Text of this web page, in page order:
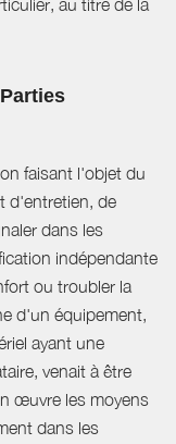
au titre de la
faisant l'objet du
d'entretien, de
dans les
indépendante
ou troubler la
d'un équipement,
ayant une
venait à être
œuvre les moyens
dans les